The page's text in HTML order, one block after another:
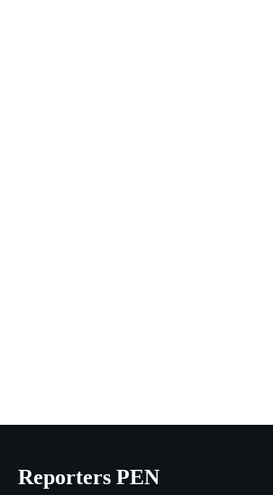
Reporters PEN